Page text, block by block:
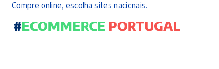
Compre online, escolha sites nacionais.